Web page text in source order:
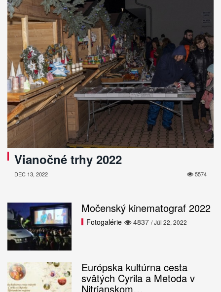
Vianočné trhy 2022
5574
DEC 13, 2022
Močenský kinematograf 2022
4837
Fotogalérie / Júl 22, 2022
Európska kultúrna cesta
svätých Cyrila a Metoda v
Nitrianskom…